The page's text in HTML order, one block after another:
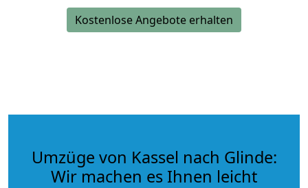
Kostenlose Angebote erhalten
Umzüge von Kassel nach Glinde:
Wir machen es Ihnen leicht